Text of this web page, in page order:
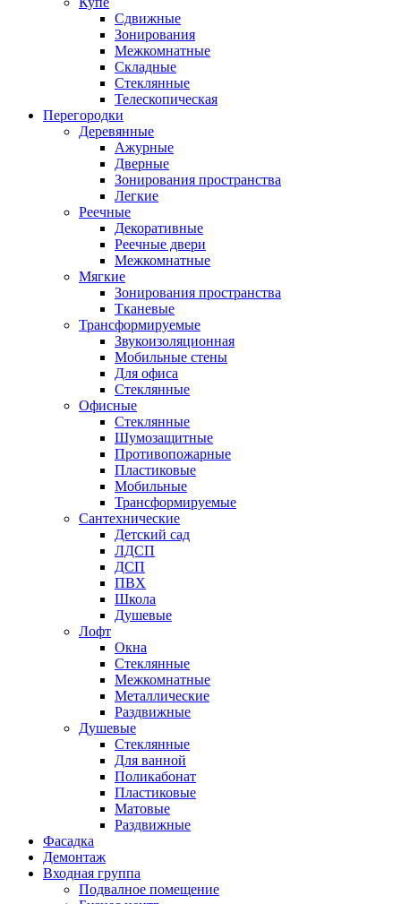
Сдвижные
Зонирования
Межкомнатные
Складные
Стеклянные
Телескопическая
Перегородки
Деревянные
Ажурные
Дверные
Зонирования пространства
Легкие
Реечные
Декоративные
Реечные двери
Межкомнатные
Мягкие
Зонирования пространства
Тканевые
Трансформируемые
Звукоизоляционная
Мобильные стены
Для офиса
Стеклянные
Офисные
Стеклянные
Шумозащитные
Противопожарные
Пластиковые
Мобильные
Трансформируемые
Сантехнические
Детский сад
ЛДСП
ДСП
ПВХ
Школа
Душевые
Лофт
Окна
Стеклянные
Межкомнатные
Металлические
Раздвижные
Душевые
Стеклянные
Для ванной
Поликабонат
Пластиковые
Матовые
Раздвижные
Фасадка
Демонтаж
Входная группа
Подвалное помещение